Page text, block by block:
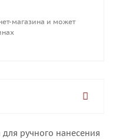
магазина и может
ручного нанесения